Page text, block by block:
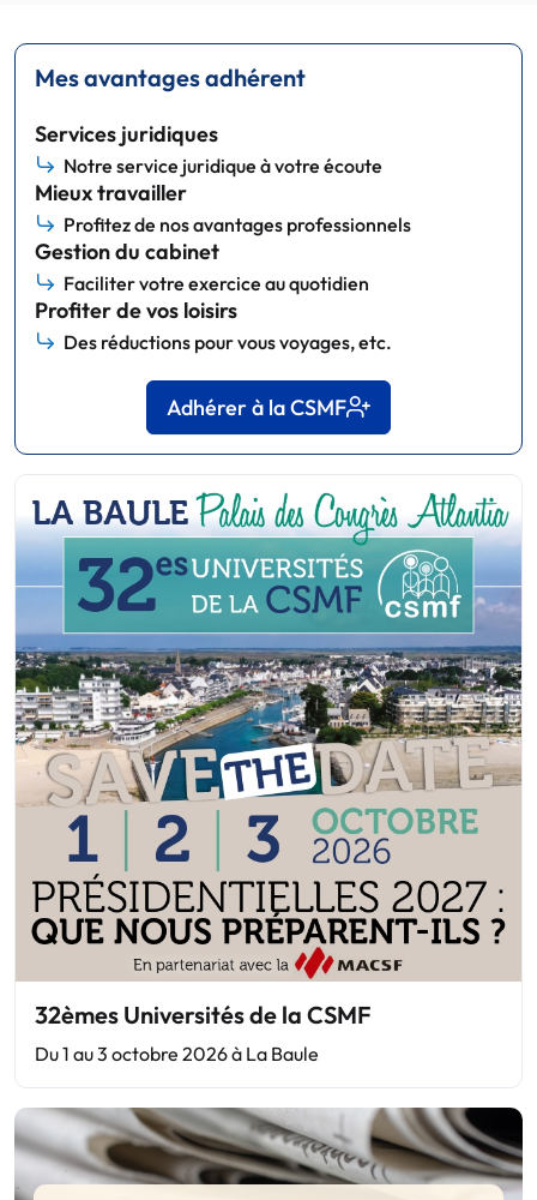
Mes avantages adhérent
Services juridiques
Notre service juridique à votre écoute
Mieux travailler
Profitez de nos avantages professionnels
Gestion du cabinet
Faciliter votre exercice au quotidien
Profiter de vos loisirs
Des réductions pour vous voyages, etc.
Adhérer à la CSMF
32èmes Universités de la CSMF
Du 1 au 3 octobre 2026 à La Baule